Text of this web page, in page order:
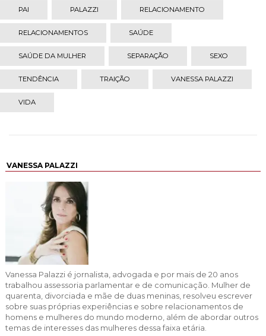
PAI PALAZZI RELACIONAMENTO
RELACIONAMENTOS SAÚDE
SAÚDE DA MULHER SEPARAÇÃO SEXO
TENDÊNCIA TRAIÇÃO VANESSA PALAZZI
VIDA
VANESSA PALAZZI
Vanessa Palazzi é jornalista, advogada e por mais de 20 anos
trabalhou assessoria parlamentar e de comunicação. Mulher de
quarenta, divorciada e mãe de duas meninas, resolveu escrever
sobre suas próprias experiências e sobre relacionamentos de
homens e mulheres do mundo moderno, além de abordar outros
temas de interesses das mulheres dessa faixa etária.